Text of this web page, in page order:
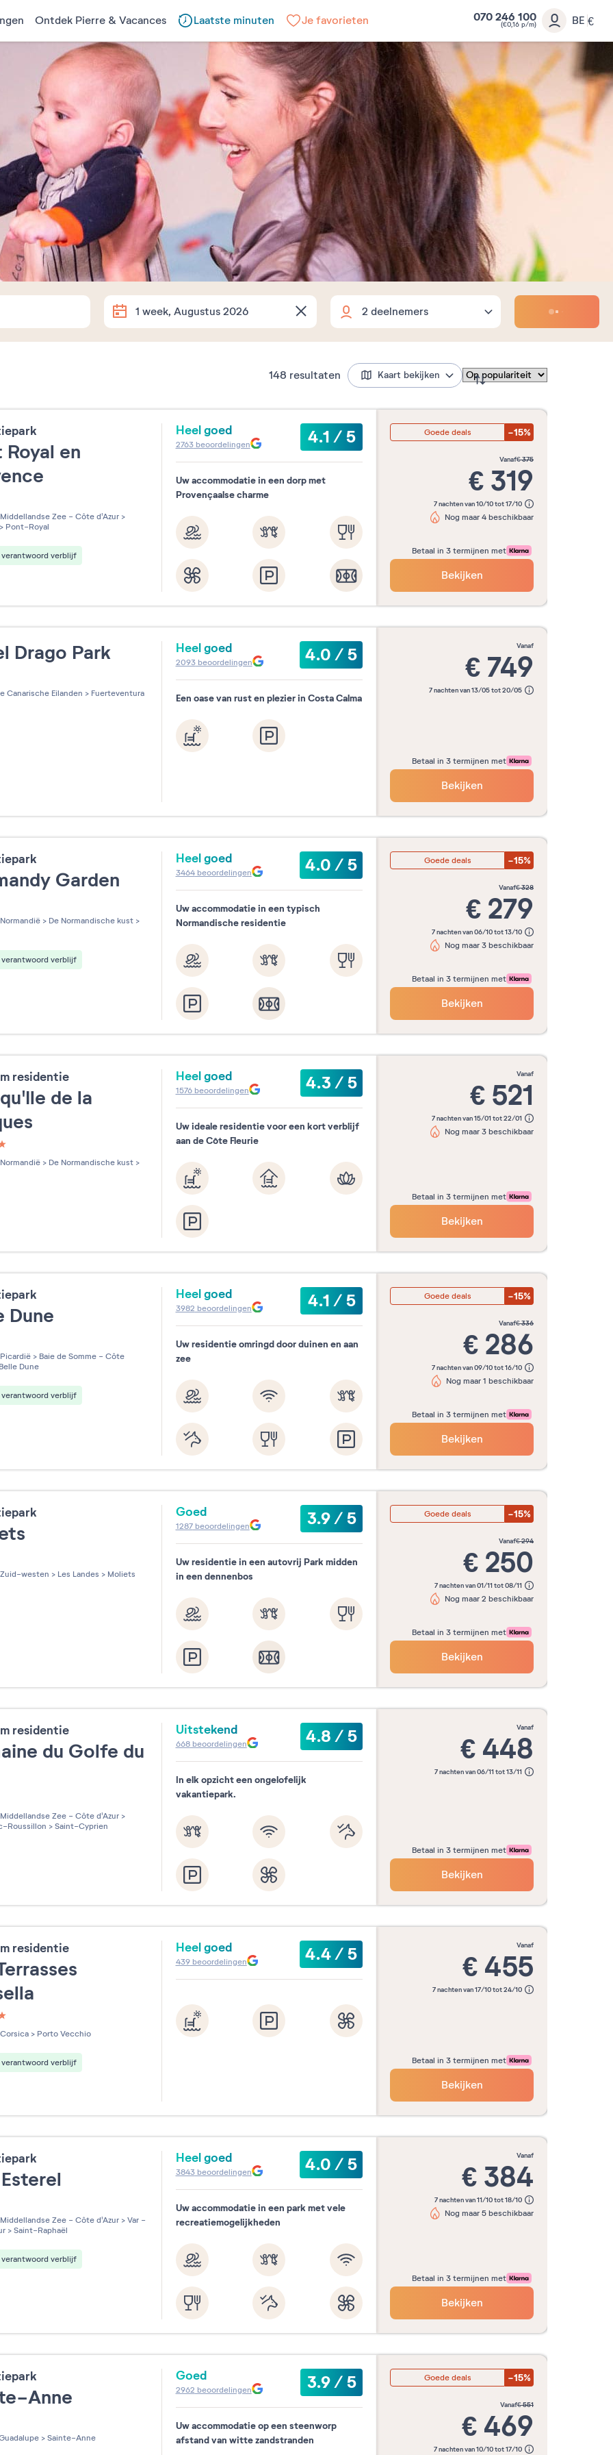
Ontdek Pierre & Vacances Laatste minuten Je favorieten 070 246 100
(€0,16 p/m) BE €
1 week, Augustus 2026
2 weken 1 week-end 3 nachten 4 nachten 5 nachten
Souhaitez-vous préciser ?
Maand
Augustus
2026
September
2026
November
2026
Mijn data bevestigen
Volwassenen
Kinderen
3 t.e.m. 17 jaar 0
0
148 resultaten Kaart bekijken
Royal en
sur 5
Middellandse Zee - Côte d'Azur >
> Pont-Royal
verantwoord verblijf
Heel goed 4.1/5
2763beoordelingen
Uw accommodatie in een dorp met
Provençaalse charme
Goede deals -15%
vanaf€375
€ 319
7 nachten van 10/10 tot 17/10
Nog maar 4 beschikbaar
Betaal in 3 termijnen met
Bekijken
Drago Park
sur 5
Canarische Eilanden > Fuerteventura
Heel goed 4.0/5
2093beoordelingen
Een oase van rust en plezier in Costa Calma
vanaf
€ 749
7 nachten van 13/05 tot 20/05
Betaal in 3 termijnen met
Bekijken
Garden
sur 5
Normandië > De Normandische kust >
verantwoord verblijf
Heel goed 4.0/5
3464beoordelingen
Uw accommodatie in een typisch
Normandische residentie
Goede deals -15%
vanaf€328
€ 279
7 nachten van 06/10 tot 13/10
Nog maar 3 beschikbaar
Betaal in 3 termijnen met
Bekijken
residentie
de la
sur 5
Normandië > De Normandische kust >
Heel goed 4.3/5
1576beoordelingen
Uw ideale residentie voor een kort verblijf
aan de Côte Fleurie
vanaf
€ 521
7 nachten van 15/01 tot 22/01
Nog maar 3 beschikbaar
Betaal in 3 termijnen met
Bekijken
Dune
sur 5
Picardië > Baie de Somme - Côte
Belle Dune
verantwoord verblijf
Heel goed 4.1/5
3982 beoordelingen
Uw residentie omringd door duinen en aan
zee
Goede deals -15%
vanaf€336
€ 286
7 nachten van 09/10 tot 16/10
Nog maar 1 beschikbaar
Betaal in 3 termijnen met
Bekijken
sur 5
Zuid-westen > Les Landes > Moliets
Goed 3.9/5
1287beoordelingen
Uw residentie in een autovrij Park midden
in een dennenbos
Goede deals -15%
vanaf€294
€ 250
7 nachten van 01/11 tot 08/11
Nog maar 2 beschikbaar
Betaal in 3 termijnen met
Bekijken
residentie
du Golfe du
sur 5
Middellandse Zee - Côte d'Azur >
Roussillon > Saint-Cyprien
Uitstekend 4.8/5
668beoordelingen
In elk opzicht een ongelofelijk
vakantiepark.
vanaf
€ 448
7 nachten van 06/11 tot 13/11
Betaal in 3 termijnen met
Bekijken
residentie
sur 5
Corsica > Porto Vecchio
verantwoord verblijf
Heel goed 4.4/5
439beoordelingen
vanaf
€ 455
7 nachten van 17/10 tot 24/10
Betaal in 3 termijnen met
Bekijken
sur 5
Middellandse Zee - Côte d'Azur > Var -
> Saint-Raphaël
verantwoord verblijf
Heel goed 4.0/5
3843beoordelingen
Uw accommodatie in een park met vele
recreatiemogelijkheden
vanaf
€ 384
7 nachten van 11/10 tot 18/10
Nog maar 5 beschikbaar
Betaal in 3 termijnen met
Bekijken
Anne
sur 5> Sainte-Anne
Goed 3.9/5
2962 beoordelingen
Uw accommodatie op een steenworp
afstand van witte zandstranden
Goede deals -15%
vanaf€551
€ 469
7 nachten van 10/10 tot 17/10